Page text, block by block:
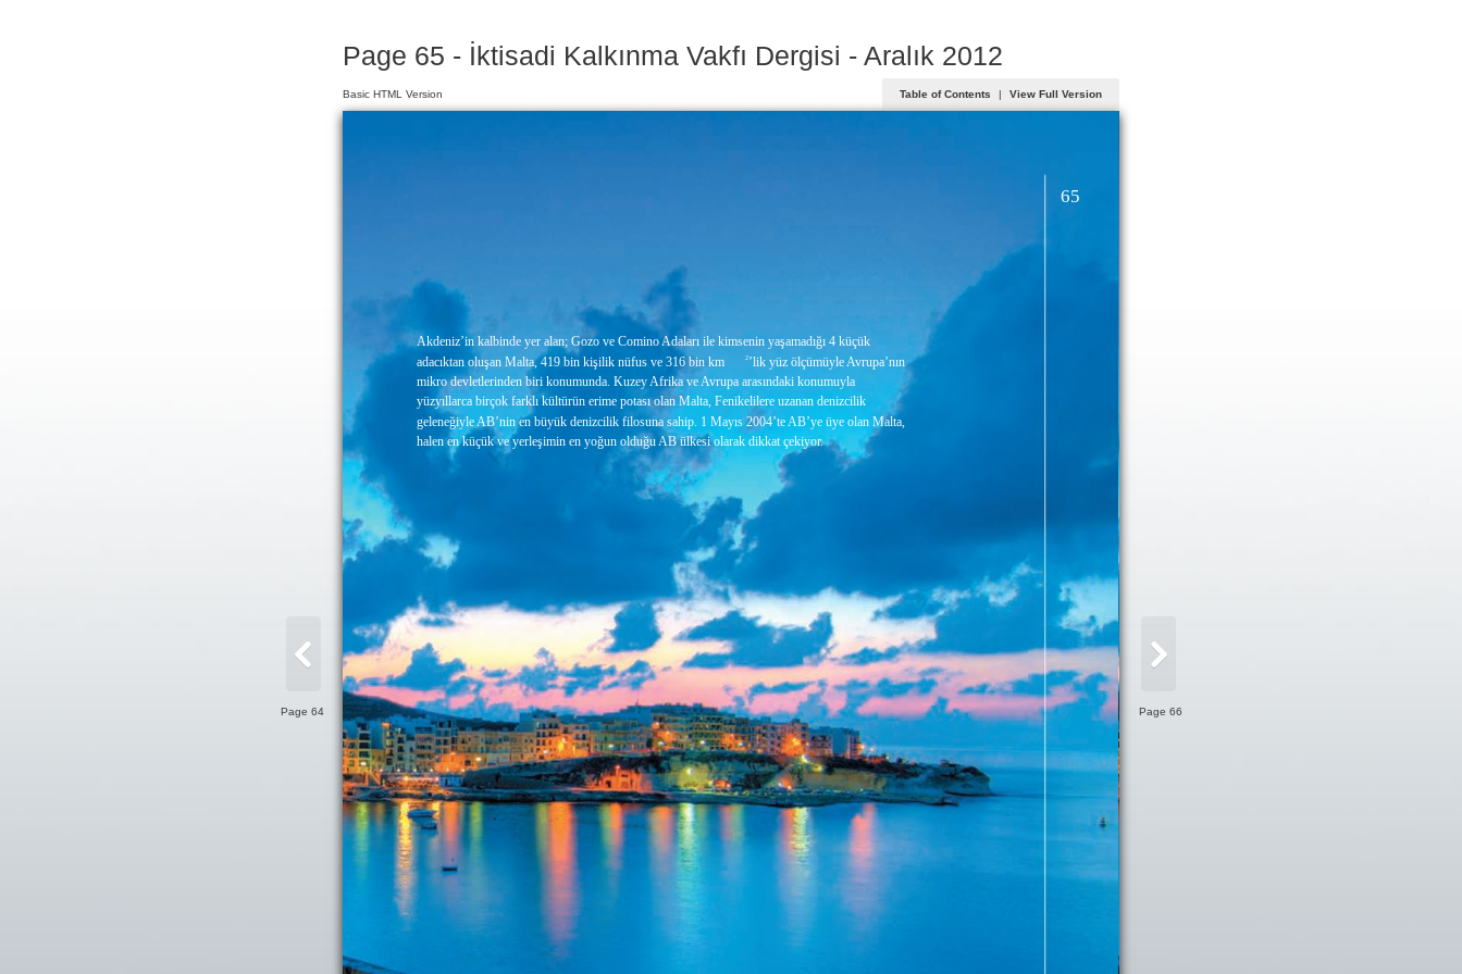
Page 65 - İktisadi Kalkınma Vakfı Dergisi - Aralık 2012
Basic HTML Version Table of Contents | View Full Version
65
Akdeniz’in kalbinde yer alan; Gozo ve Comino Adaları ile kimsenin yaşamadığı 4 küçük
adacıktan oluşan Malta, 419 bin kişilik nüfus ve 316 bin km
2 ’lik yüz ölçümüyle Avrupa’nın
mikro devletlerinden biri konumunda. Kuzey Afrika ve Avrupa arasındaki konumuyla
yüzyıllarca birçok farklı kültürün erime potası olan Malta, Fenikelilere uzanan denizcilik
geleneğiyle AB’nin en büyük denizcilik filosuna sahip. 1 Mayıs 2004’te AB’ye üye olan Malta,
halen en küçük ve yerleşimin en yoğun olduğu AB ülkesi olarak dikkat çekiyor.
Page 66
Page 64